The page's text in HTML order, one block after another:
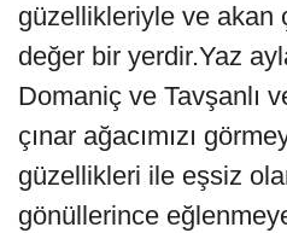
güzellikleriyle ve akan
değer bir yerdir.Yaz
Domaniç ve Tavşanlı
çınar ağacımızı
güzellikleri ile eşsiz
gönüllerince